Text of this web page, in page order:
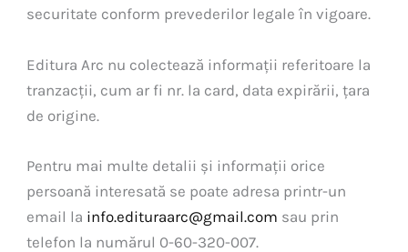
securitate conform prevederilor legale în vigoare.
Editura Arc nu colectează informații referitoare la
tranzacții, cum ar fi nr. la card, data expirării, țara
de origine.
Pentru mai multe detalii și informații orice
persoană interesată se poate adresa printr-un
email la info.edituraarc@gmail.com sau prin
telefon la numărul 0-60-320-007.